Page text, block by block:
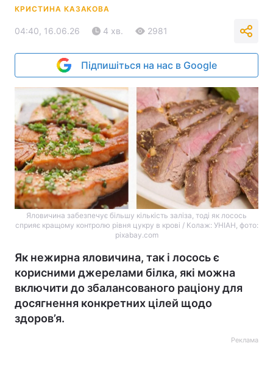
КРИСТИНА КАЗАКОВА
04:40, 16.06.26 4 хв. 2981
Підпишіться на нас в Google
Яловичина забезпечує більшу кількість заліза, тоді як лосось
сприяє кращому контролю рівня цукру в крові / Колаж: УНІАН, фото:
pixabay.com
Як нежирна яловичина, так і лосось є
корисними джерелами білка, які можна
включити до збалансованого раціону для
досягнення конкретних цілей щодо
здоров’я.
Реклама